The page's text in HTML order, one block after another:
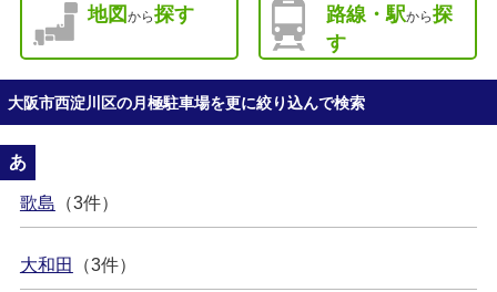
地図 から探す 路線・駅から探
す
大阪市西淀川区の月極駐車場を更に絞り込んで検索
あ
歌島 （3件）
大和田 （3件）